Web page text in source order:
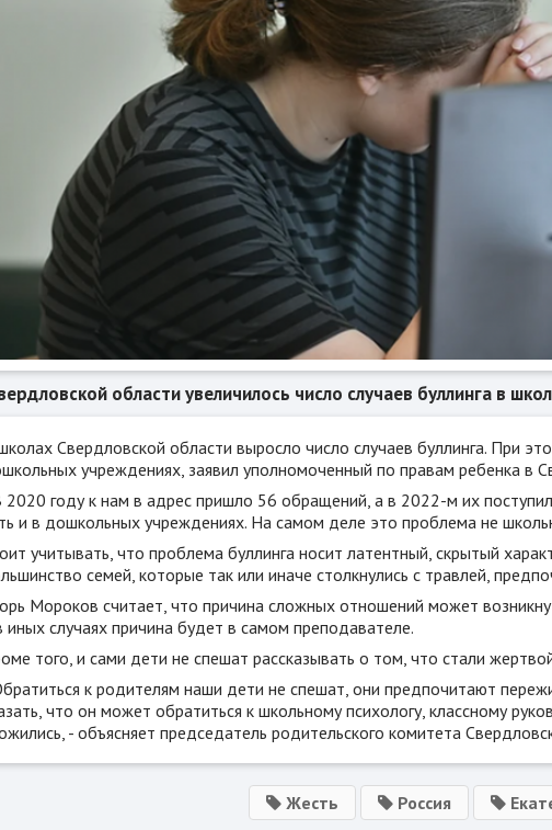
области увеличилось число случаев буллинга в
Свердловской области выросло число случаев буллинга. При
учреждениях, заявил уполномоченный по правам ребенка в
2020 году к нам в адрес пришло 56 обращений, а в 2022-м их
и в дошкольных учреждениях. На самом деле это проблема не
учитывать, что проблема буллинга носит латентный, скрытый
семей, которые так или иначе столкнулись с травлей,
Мороков считает, что причина сложных отношений может
иных случаях причина будет в самом преподавателе.
того, и сами дети не спешат рассказывать о том, что стали
к родителям наши дети не спешат, они предпочитают
что он может обратиться к школьному психологу, классному
- объясняет председатель родительского комитета
Жесть Россия